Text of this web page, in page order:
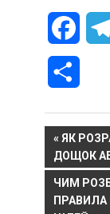
по
POST:
ЯК
ДОЩОК
NEXT
POST:
ЧИМ